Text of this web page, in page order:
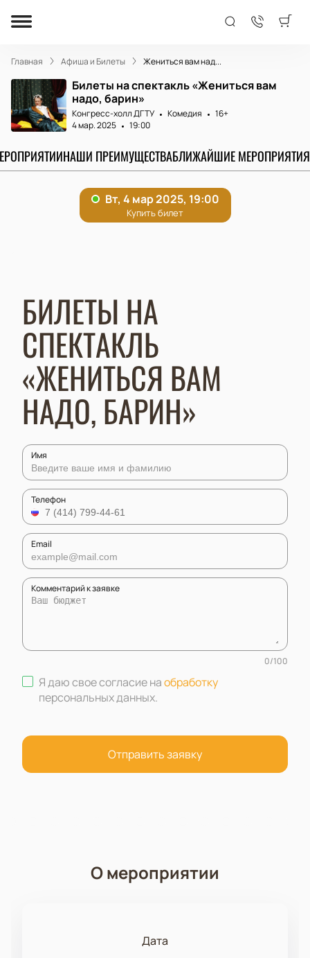
Главная Афиша и Билеты Жениться вам над...
Билеты на спектакль «Жениться вам
надо, барин»
Конгресс-холл ДГТУ Комедия
16+
4 мар. 2025
19:00
НАШИ ПРЕИМУЩЕСТВАБЛИЖАЙШИЕ МЕРОПРИЯТИЯ
БИЛЕТЫ НА
СПЕКТАКЛЬ
«ЖЕНИТЬСЯ ВАМ
НАДО, БАРИН»
Имя
Телефон
Email
Комментарий к заявке
0/100
Я даю свое согласие наобработку
персональных данных.
Отправить заявку
О мероприятии
Дата